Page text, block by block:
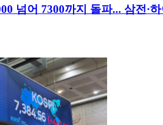
넘어 7300까지 돌파... 삼전·